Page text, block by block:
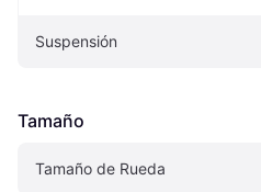
Suspensión
Tamaño
Tamaño de Rueda